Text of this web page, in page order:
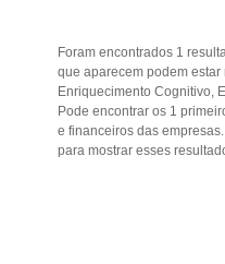
Foram encontrados 1
que aparecem podem
Enriquecimento Cognitivo,
Pode encontrar os 1
e financeiros das
para mostrar esses